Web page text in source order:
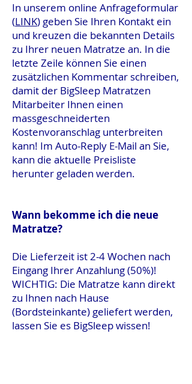
In unserem online Anfrageformular
(LINK) geben Sie Ihren Kontakt ein
und kreuzen die bekannten Details
zu Ihrer neuen Matratze an. In die
letzte Zeile können Sie einen
zusätzlichen Kommentar schreiben,
damit der BigSleep Matratzen
Mitarbeiter Ihnen einen
massgeschneiderten
Kostenvoranschlag unterbreiten
kann! Im Auto-Reply E-Mail an Sie,
kann die aktuelle Preisliste
herunter geladen werden.
Wann bekomme ich die neue
Matratze?
Die Lieferzeit ist 2-4 Wochen nach
Eingang Ihrer Anzahlung (50%)!
WICHTIG: Die Matratze kann direkt
zu Ihnen nach Hause
(Bordsteinkante) geliefert werden,
lassen Sie es BigSleep wissen!